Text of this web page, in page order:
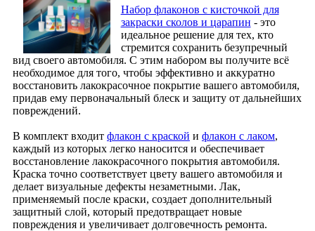
Набор флаконов с кисточкой для
закраски сколов и царапин - это
идеальное решение для тех, кто
стремится сохранить безупречный
вид своего автомобиля. С этим набором вы получите всё
необходимое для того, чтобы эффективно и аккуратно
восстановить лакокрасочное покрытие вашего автомобиля,
придав ему первоначальный блеск и защиту от дальнейших
повреждений.
В комплект входит флакон с краской и флакон с лаком,
каждый из которых легко наносится и обеспечивает
восстановление лакокрасочного покрытия автомобиля.
Краска точно соответствует цвету вашего автомобиля и
делает визуальные дефекты незаметными. Лак,
применяемый после краски, создает дополнительный
защитный слой, который предотвращает новые
повреждения и увеличивает долговечность ремонта.